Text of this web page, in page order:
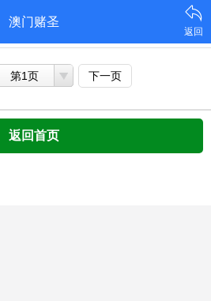
澳门赌圣
返回
第1页 下一页
返回首页